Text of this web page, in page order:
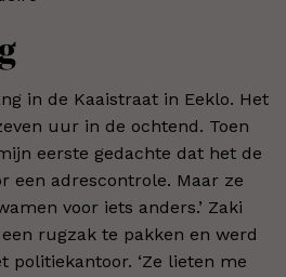
in de Kaaistraat in Eeklo. Het
uur in de ochtend. Toen
eerste gedachte dat het de
een adrescontrole. Maar ze
voor iets anders.’ Zaki
rugzak te pakken en werd
politiekantoor. ‘Ze lieten me